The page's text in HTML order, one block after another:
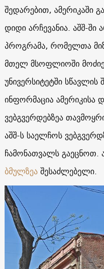
შედარებით, ამერიკაში
დიდი არჩევანია. აშშ-ში
პროგრამა, რომელთა
მთელ მსოფლიოში
უნივერსიტეტში სწავლის
ინფორმაცია ამერიკისა
ვებგვერდებზეა
აშშ-ს საელჩოს
ჩამონათვალს გაეცნოთ.
ბმულზეაშესაძლებელი.